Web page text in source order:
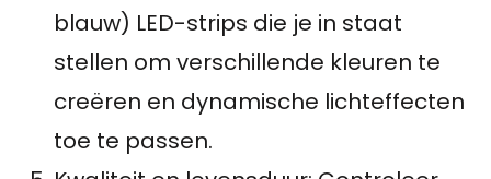
blauw) LED-strips die je in staat
stellen om verschillende kleuren te
creëren en dynamische lichteffecten
toe te passen.